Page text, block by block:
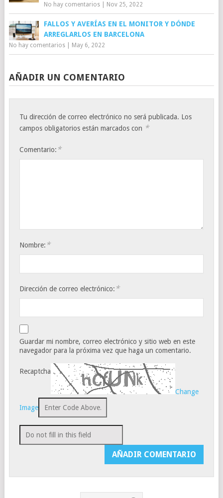
No hay comentarios| Nov 25, 2022
FALLOS Y AVERÍAS EN EL MONITOR Y DÓNDE
ARREGLARLOS EN BARCELONA
No hay comentarios| May 6, 2022
AÑADIR UN COMENTARIO
Tu dirección de correo electrónico no será publicada. Los
campos obligatorios están marcados con *
Comentario: *
Nombre: *
Dirección de correo electrónico: *
Guardar mi nombre, correo electrónico y sitio web en este
navegador para la próxima vez que haga un comentario.
Recaptcha
Change
Image